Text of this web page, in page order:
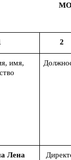
МО
2
имя,
Лена